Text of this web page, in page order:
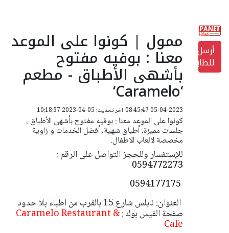
أرسل
للطابعة
ممول | كونوا على الموعد
معنا : بوفيه مفتوح
بأشهى الأطباق - مطعم
‘Caramelo‘
05-04-2023 08:45:47 اخر تحديث: 05-04-2023 10:18:37
كونوا على الموعد معنا : بوفيه مفتوح بأشهى الأطباق ،
جلسات مميزة، أطباق شهية، أفضل الخدمات و زاوية
مخصصة لالعاب الاطفال.
للإستفسار وللحجز التواصل على الرقم :
0594772273
0594177175
العنوان: نابلس شارع 15 بالقرب من اطباء بلا حدود
صفحة الفيس بوك :Caramelo Restaurant &
Cafe